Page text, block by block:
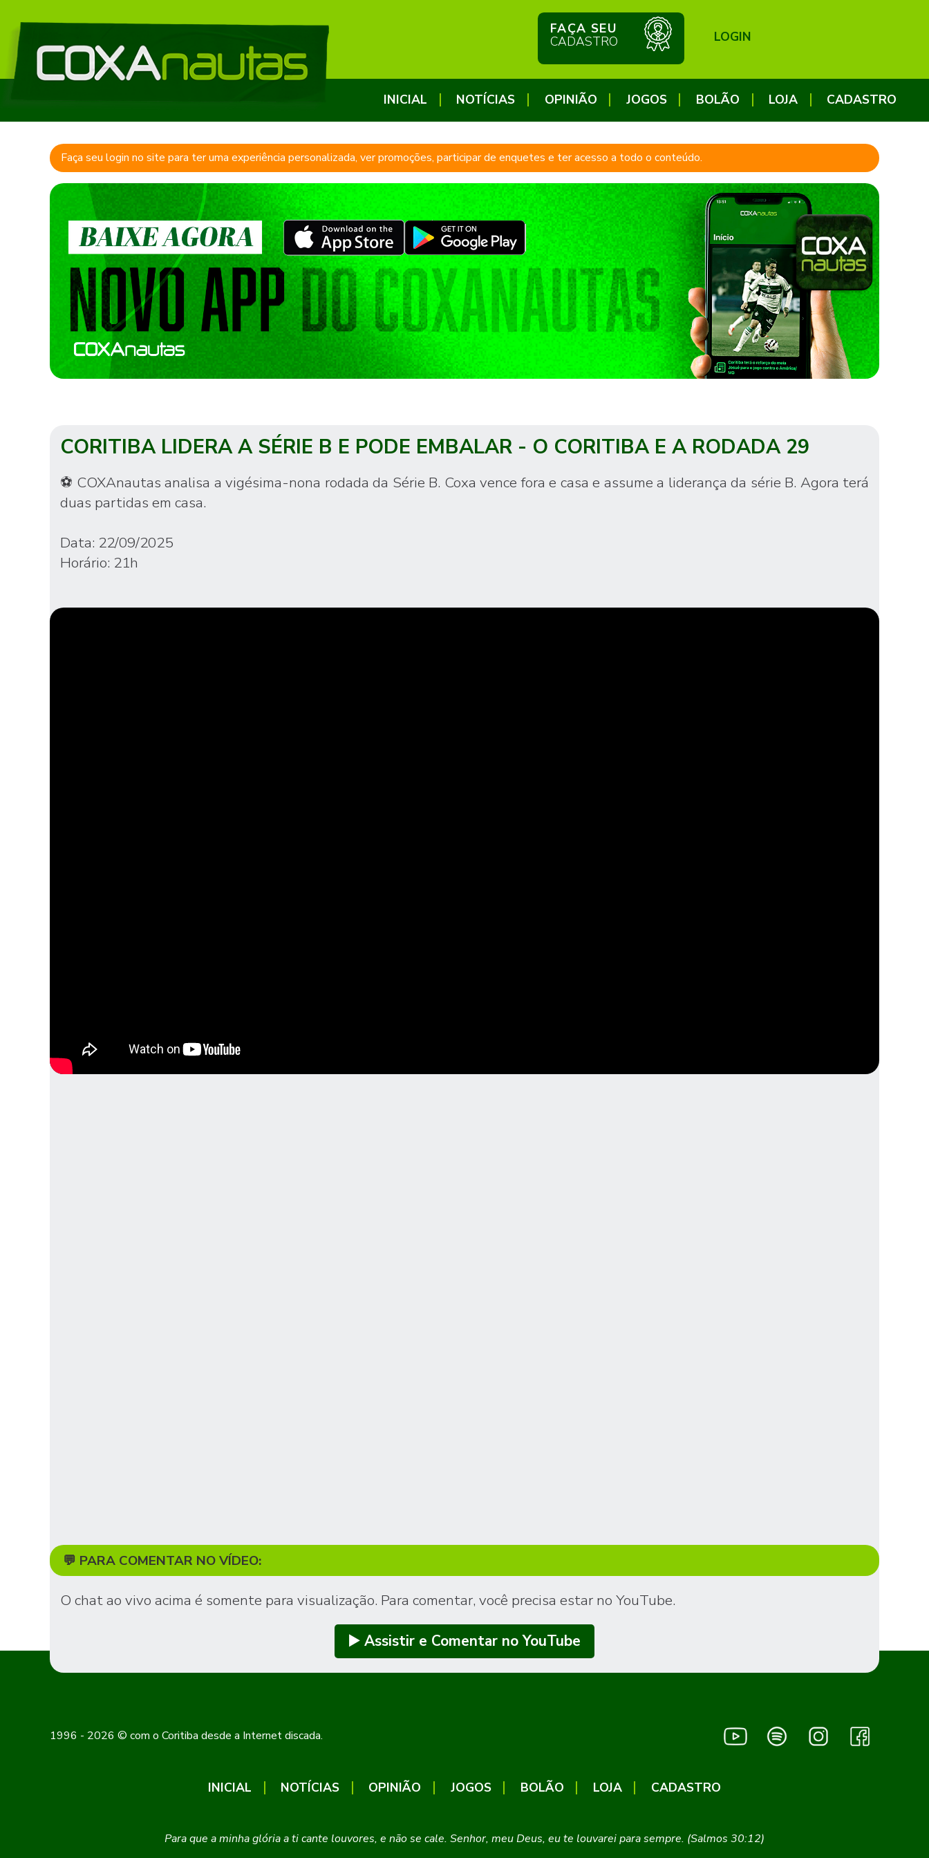
FAÇA SEU
CADASTRO LOGIN
INICIAL NOTÍCIAS OPINIÃO JOGOS BOLÃO LOJA CADASTRO
Faça seu login no site para ter uma experiência personalizada, ver promoções, participar de enquetes e ter acesso a todo o conteúdo.
CORITIBA LIDERA A SÉRIE B E PODE EMBALAR - O CORITIBA E A RODADA 29
⚽ COXAnautas analisa a vigésima-nona rodada da Série B. Coxa vence fora e casa e assume a liderança da série B. Agora terá
duas partidas em casa.
Data: 22/09/2025
Horário: 21h
💬 PARA COMENTAR NO VÍDEO:
O chat ao vivo acima é somente para visualização. Para comentar, você precisa estar no YouTube.
▶️ Assistir e Comentar no YouTube
1996 - 2026 © com o Coritiba desde a Internet discada.
INICIAL NOTÍCIAS OPINIÃO JOGOS BOLÃO LOJA CADASTRO
Para que a minha glória a ti cante louvores, e não se cale. Senhor, meu Deus, eu te louvarei para sempre. (Salmos 30:12)